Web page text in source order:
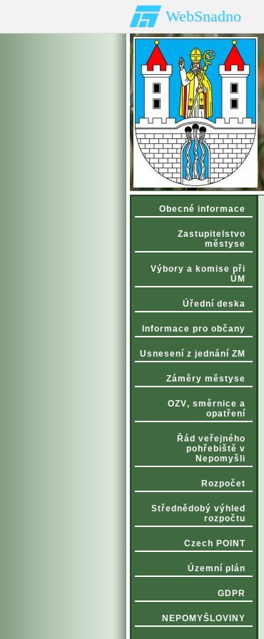
WebSnadno
Obecné informace
Zastupitelstvo
městyse
Výbory a komise při
ÚM
Úřední deska
Informace pro občany
Usnesení z jednání ZM
Záměry městyse
OZV‚ směrnice a
opatření
Řád veřejného
pohřebiště v
Nepomyšli
Rozpočet
Střednědobý výhled
rozpočtu
Czech POINT
Územní plán
GDPR
NEPOMYŠLOVINY